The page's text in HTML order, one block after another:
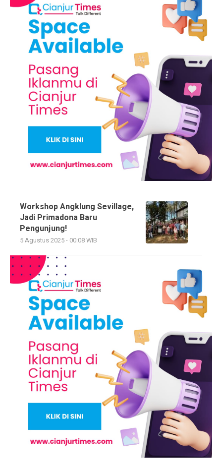
Workshop Angklung Sevillage,
Jadi Primadona Baru
Pengunjung!
5 Agustus 2025 - 00:08 WIB